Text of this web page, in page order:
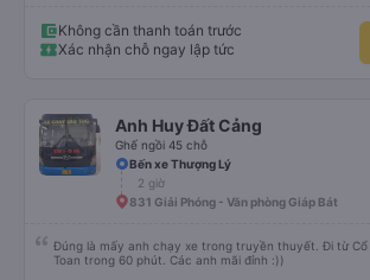
Không cần thanh toán trước
Xác nhận chỗ ngay lập tức
Anh Huy Đất Cảng
Ghế ngồi 45 chỗ
Bến xe Thượng Lý
2 giờ
831 Giải Phóng - Văn phòng Giáp Bát
Đúng là mấy anh chạy xe trong truyền thuyết. Đi từ Cổ
Toan trong 60 phút. Các anh mãi đỉnh :))